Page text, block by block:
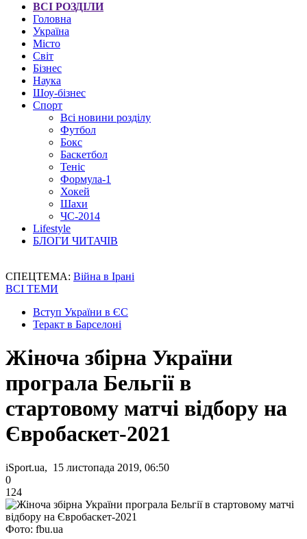
ВСІ РОЗДІЛИ
Головна
Україна
Місто
Світ
Бізнес
Наука
Шоу-бізнес
Спорт
Всі новини розділу
Футбол
Бокс
Баскетбол
Теніс
Формула-1
Хокей
Шахи
ЧС-2014
Lifestyle
БЛОГИ ЧИТАЧІВ
СПЕЦТЕМА: Війна в Ірані
ВСІ ТЕМИ
Вступ України в ЄС
Теракт в Барселоні
Жіноча збірна України
програла Бельгії в
стартовому матчі відбору на
Євробаскет-2021
iSport.ua, 15 листопада 2019, 06:50
0
124
Фото: fbu.ua